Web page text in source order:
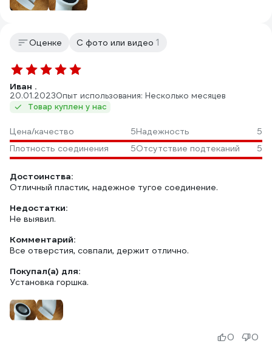
Оценке С фото или видео 1
Иван .
20.01.2023Опыт использования: Несколько месяцев
Товар куплен у нас
Цена/качество 5Надежность
5
Плотность соединения
5Отсутствие подтеканий 5
Достоинства:
Отличный пластик, надежное тугое соединение.
Недостатки:
Не выявил.
Комментарий:
Все отверстия, совпали, держит отлично.
Покупал(а) для:
Установка горшка.
0 0